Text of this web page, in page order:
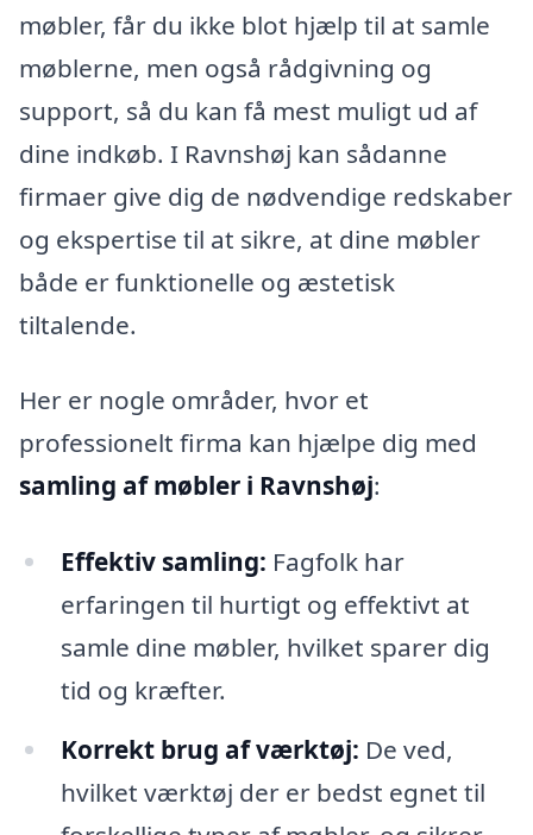
møbler, får du ikke blot hjælp til at samle
møblerne, men også rådgivning og
support, så du kan få mest muligt ud af
dine indkøb. I Ravnshøj kan sådanne
firmaer give dig de nødvendige redskaber
og ekspertise til at sikre, at dine møbler
både er funktionelle og æstetisk
tiltalende.
Her er nogle områder, hvor et
professionelt firma kan hjælpe dig med
samling af møbler i Ravnshøj:
Effektiv samling: Fagfolk har
erfaringen til hurtigt og effektivt at
samle dine møbler, hvilket sparer dig
tid og kræfter.
Korrekt brug af værktøj: De ved,
hvilket værktøj der er bedst egnet til